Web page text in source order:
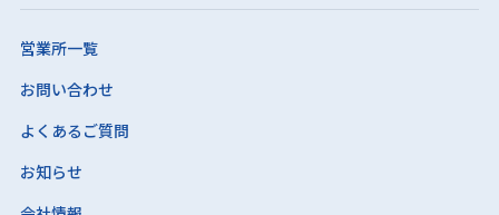
営業所一覧
お問い合わせ
よくあるご質問
お知らせ